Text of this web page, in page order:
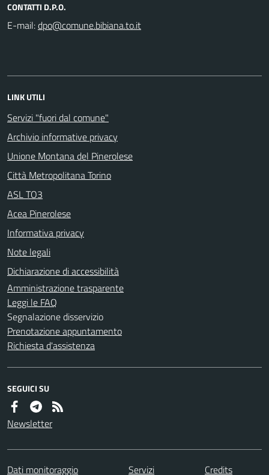
CONTATTI D.P.O.
E-mail:
LINK UTILI
Servizi "fuori dal comune"
Archivio informative privacy
Unione Montana del Pinerolese
Città Metropolitana Torino
ASL TO3
Acea Pinerolese
Informativa privacy
Note legali
Dichiarazione di accessibilità
Amministrazione trasparente
Leggi le FAQ
Segnalazione disservizio
Prenotazione appuntamento
Richiesta d'assistenza
SEGUICI SU
Newsletter
Dati monitoraggio Servizi Credits